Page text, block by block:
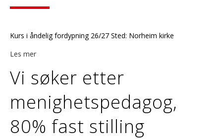
Kurs i åndelig fordypning 26/27 Sted: Norheim kirke
Les mer
Vi søker etter
menighetspedagog,
80% fast stilling